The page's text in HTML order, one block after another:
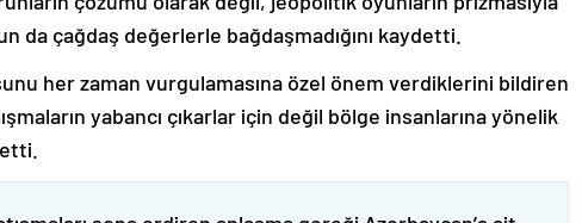
da çağdaş değerlerle bağdaşmadığını kaydetti.
her zaman vurgulamasına özel önem verdiklerini bildiren
yabancı çıkarlar için değil bölge insanlarına yönelik